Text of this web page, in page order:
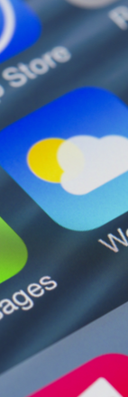
Sistemas de gestão
E-commerce
Vtex E-commerce
Sites e PWAs
Alexa Skills
Growth Hacking
Squad as a Service
Desenvolvimento Sob
Outsourcing